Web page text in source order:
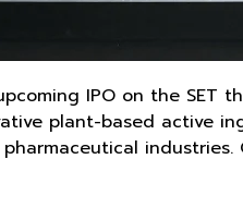
IPO on the SET
plant-based active